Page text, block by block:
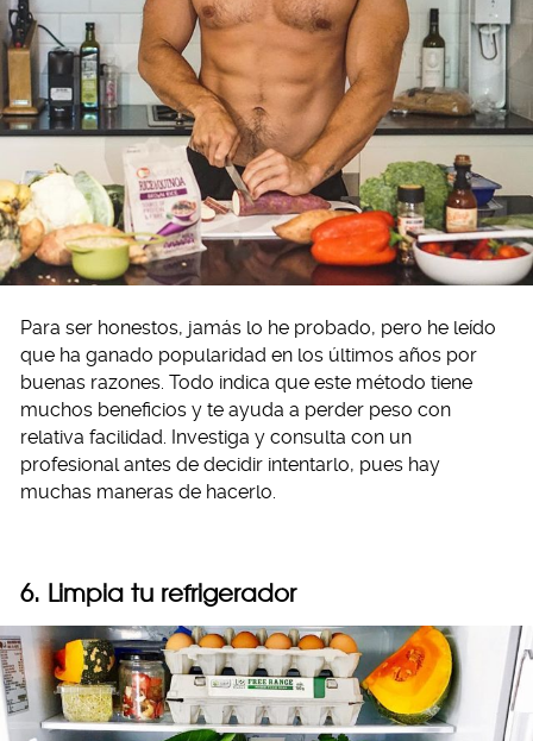
Para ser honestos, jamás lo he probado, pero he leído
que ha ganado popularidad en los últimos años por
buenas razones. Todo indica que este método tiene
muchos beneficios y te ayuda a perder peso con
relativa facilidad. Investiga y consulta con un
profesional antes de decidir intentarlo, pues hay
muchas maneras de hacerlo.
6. Limpia tu refrigerador